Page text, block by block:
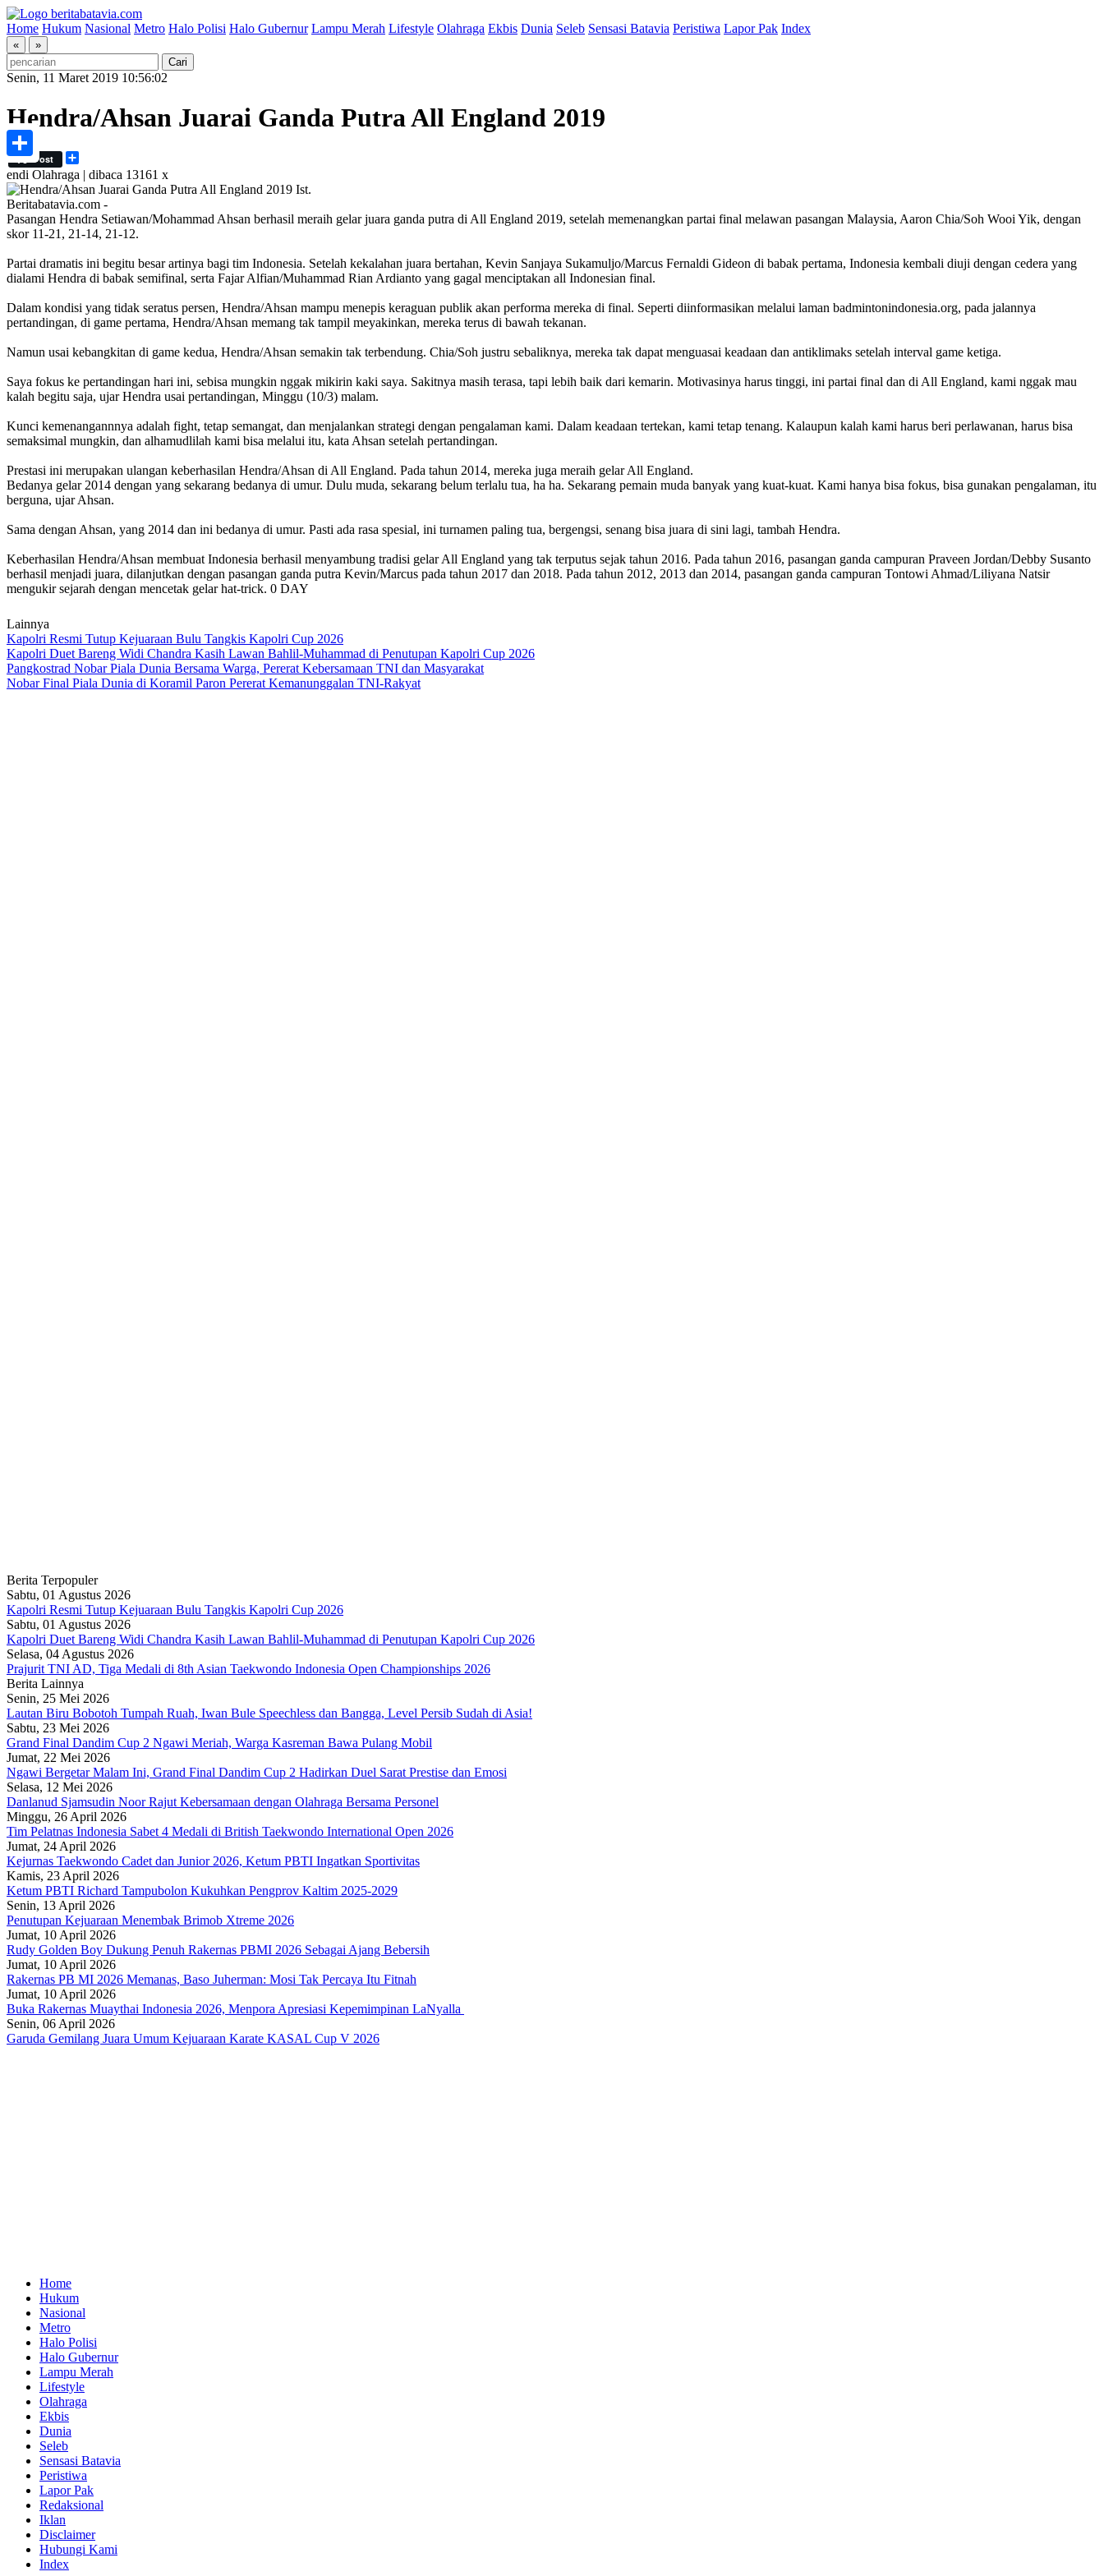
Home Hukum Nasional Metro Halo Polisi Halo Gubernur Lampu Merah Lifestyle Olahraga Ekbis Dunia Seleb Sensasi Batavia Peristiwa Lapor Pak Index
« »
Senin, 11 Maret 2019 10:56:02
Hendra/Ahsan Juarai Ganda Putra All England 2019
Post
endi Olahraga | dibaca 13161 x
Ist.
Beritabatavia.com -
Pasangan Hendra Setiawan/Mohammad Ahsan berhasil meraih gelar juara ganda putra di All England 2019, setelah memenangkan partai final melawan pasangan Malaysia, Aaron Chia/Soh Wooi Yik, dengan
skor 11-21, 21-14, 21-12.
Partai dramatis ini begitu besar artinya bagi tim Indonesia. Setelah kekalahan juara bertahan, Kevin Sanjaya Sukamuljo/Marcus Fernaldi Gideon di babak pertama, Indonesia kembali diuji dengan cedera yang
dialami Hendra di babak semifinal, serta Fajar Alfian/Muhammad Rian Ardianto yang gagal menciptakan all Indonesian final.
Dalam kondisi yang tidak seratus persen, Hendra/Ahsan mampu menepis keraguan publik akan performa mereka di final. Seperti diinformasikan melalui laman badmintonindonesia.org, pada jalannya
pertandingan, di game pertama, Hendra/Ahsan memang tak tampil meyakinkan, mereka terus di bawah tekanan.
Namun usai kebangkitan di game kedua, Hendra/Ahsan semakin tak terbendung. Chia/Soh justru sebaliknya, mereka tak dapat menguasai keadaan dan antiklimaks setelah interval game ketiga.
Saya fokus ke pertandingan hari ini, sebisa mungkin nggak mikirin kaki saya. Sakitnya masih terasa, tapi lebih baik dari kemarin. Motivasinya harus tinggi, ini partai final dan di All England, kami nggak mau
kalah begitu saja, ujar Hendra usai pertandingan, Minggu (10/3) malam.
Kunci kemenangannnya adalah fight, tetap semangat, dan menjalankan strategi dengan pengalaman kami. Dalam keadaan tertekan, kami tetap tenang. Kalaupun kalah kami harus beri perlawanan, harus bisa
semaksimal mungkin, dan alhamudlilah kami bisa melalui itu, kata Ahsan setelah pertandingan.
Prestasi ini merupakan ulangan keberhasilan Hendra/Ahsan di All England. Pada tahun 2014, mereka juga meraih gelar All England.
Bedanya gelar 2014 dengan yang sekarang bedanya di umur. Dulu muda, sekarang belum terlalu tua, ha ha. Sekarang pemain muda banyak yang kuat-kuat. Kami hanya bisa fokus, bisa gunakan pengalaman, itu
berguna, ujar Ahsan.
Sama dengan Ahsan, yang 2014 dan ini bedanya di umur. Pasti ada rasa spesial, ini turnamen paling tua, bergengsi, senang bisa juara di sini lagi, tambah Hendra.
Keberhasilan Hendra/Ahsan membuat Indonesia berhasil menyambung tradisi gelar All England yang tak terputus sejak tahun 2016. Pada tahun 2016, pasangan ganda campuran Praveen Jordan/Debby Susanto
berhasil menjadi juara, dilanjutkan dengan pasangan ganda putra Kevin/Marcus pada tahun 2017 dan 2018. Pada tahun 2012, 2013 dan 2014, pasangan ganda campuran Tontowi Ahmad/Liliyana Natsir
mengukir sejarah dengan mencetak gelar hat-trick. 0 DAY
Share
Lainnya
Kapolri Resmi Tutup Kejuaraan Bulu Tangkis Kapolri Cup 2026
Kapolri Duet Bareng Widi Chandra Kasih Lawan Bahlil-Muhammad di Penutupan Kapolri Cup 2026
Pangkostrad Nobar Piala Dunia Bersama Warga, Pererat Kebersamaan TNI dan Masyarakat
Nobar Final Piala Dunia di Koramil Paron Pererat Kemanunggalan TNI-Rakyat
Berita Terpopuler
Sabtu, 01 Agustus 2026
Kapolri Resmi Tutup Kejuaraan Bulu Tangkis Kapolri Cup 2026
Sabtu, 01 Agustus 2026
Kapolri Duet Bareng Widi Chandra Kasih Lawan Bahlil-Muhammad di Penutupan Kapolri Cup 2026
Selasa, 04 Agustus 2026
Prajurit TNI AD, Tiga Medali di 8th Asian Taekwondo Indonesia Open Championships 2026
Berita Lainnya
Senin, 25 Mei 2026
Lautan Biru Bobotoh Tumpah Ruah, Iwan Bule Speechless dan Bangga, Level Persib Sudah di Asia!
Sabtu, 23 Mei 2026
Grand Final Dandim Cup 2 Ngawi Meriah, Warga Kasreman Bawa Pulang Mobil
Jumat, 22 Mei 2026
Ngawi Bergetar Malam Ini, Grand Final Dandim Cup 2 Hadirkan Duel Sarat Prestise dan Emosi
Selasa, 12 Mei 2026
Danlanud Sjamsudin Noor Rajut Kebersamaan dengan Olahraga Bersama Personel
Minggu, 26 April 2026
Tim Pelatnas Indonesia Sabet 4 Medali di British Taekwondo International Open 2026
Jumat, 24 April 2026
Kejurnas Taekwondo Cadet dan Junior 2026, Ketum PBTI Ingatkan Sportivitas
Kamis, 23 April 2026
Ketum PBTI Richard Tampubolon Kukuhkan Pengprov Kaltim 2025-2029
Senin, 13 April 2026
Penutupan Kejuaraan Menembak Brimob Xtreme 2026
Jumat, 10 April 2026
Rudy Golden Boy Dukung Penuh Rakernas PBMI 2026 Sebagai Ajang Bebersih
Jumat, 10 April 2026
Rakernas PB MI 2026 Memanas, Baso Juherman: Mosi Tak Percaya Itu Fitnah
Jumat, 10 April 2026
Buka Rakernas Muaythai Indonesia 2026, Menpora Apresiasi Kepemimpinan LaNyalla
Senin, 06 April 2026
Garuda Gemilang Juara Umum Kejuaraan Karate KASAL Cup V 2026
Home
Hukum
Nasional
Metro
Halo Polisi
Halo Gubernur
Lampu Merah
Lifestyle
Olahraga
Ekbis
Dunia
Seleb
Sensasi Batavia
Peristiwa
Lapor Pak
Redaksional
Iklan
Disclaimer
Hubungi Kami
Index